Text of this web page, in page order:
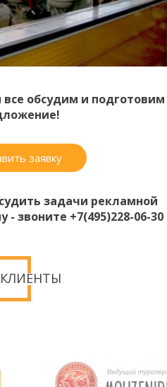
обсудим и подготовим
заявку
задачи рекламной
звоните +7(495)228-06-30